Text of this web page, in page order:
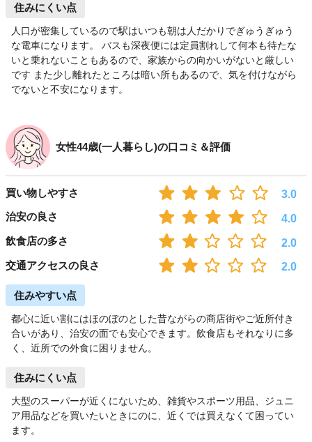
住みにくい点
人口が密集しているので駅はいつも朝は人だかりでぎゅうぎゅう
な電車になります。 バスも深夜便には定員割れして何本も待たな
いと乗れないこともあるので、家族からの向かいがないと厳しい
です また少し離れたところは暗い所もあるので、気を付けながら
でないと不安になります。
女性44歳(一人暮らし)の口コミ＆評価
買い物しやすさ
3.0
治安の良さ
4.0
飲食店の多さ
2.0
交通アクセスの良さ
2.0
住みやすい点
都心に近い割にはほのぼのとした昔ながらの商店街やご近所付き
合いがあり、治安の面でも安心できます。飲食店もそれなりに多
く、近所での外食に困りません。
住みにくい点
大型のスーパーが近くにないため、雑貨やスポーツ用品、ジュニ
ア用品などを買いたいときにのに、近くでは買えなくて困ってい
ます。